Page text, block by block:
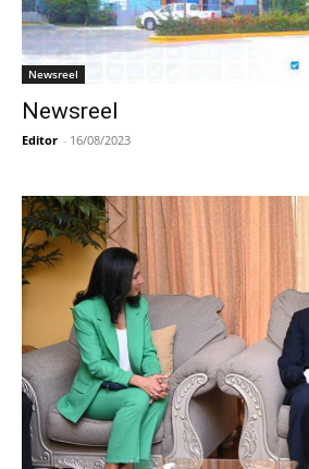
Newsreel
Newsreel
Editor - 16/08/2023